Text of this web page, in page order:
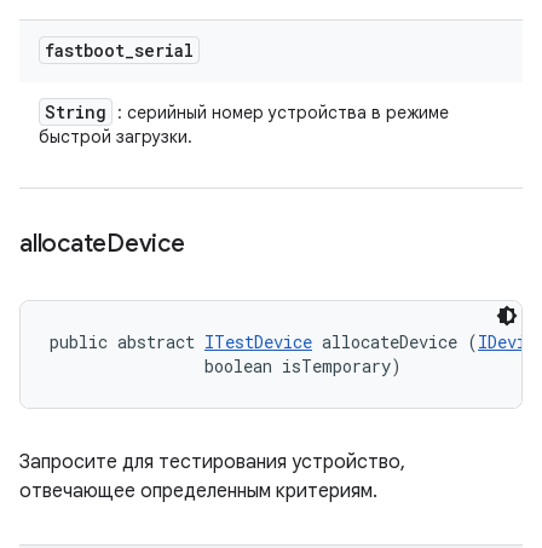
fastboot_serial
String
: серийный номер устройства в режиме
быстрой загрузки.
allocateDevice
public abstract ITestDevice allocateDevice (
                boolean isTemporary)
Запросите для тестирования устройство,
отвечающее определенным критериям.